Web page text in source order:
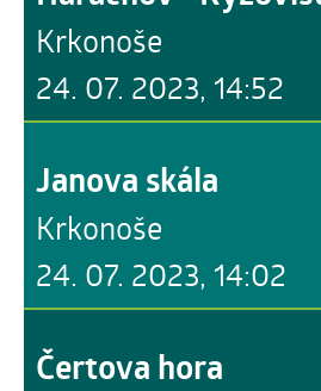
24. 07. 2023, 14:52
Krkonoše
24. 07. 2023, 14:02
Janova skála
Krkonoše
Čertova hora